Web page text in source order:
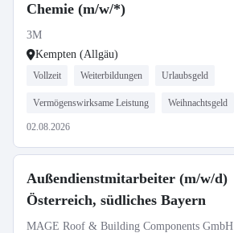
Chemie (m/w/*)
3M
Kempten (Allgäu)
Vollzeit Weiterbildungen Urlaubsgeld
Vermögenswirksame Leistung Weihnachtsgeld
02.08.2026
Außendienstmitarbeiter (m/w/d)
Österreich, südliches Bayern
MAGE Roof & Building Components GmbH